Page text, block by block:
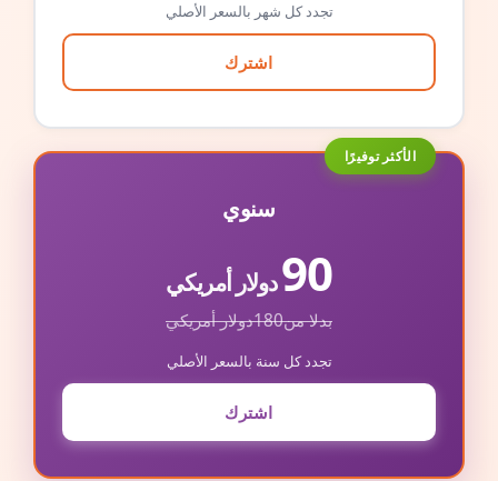
تجدد كل شهر بالسعر الأصلي
اشترك
الأكثر توفيرًا
سنوي
90دولار أمريكي
بدلا من180دولار أمريكي
تجدد كل سنة بالسعر الأصلي
اشترك